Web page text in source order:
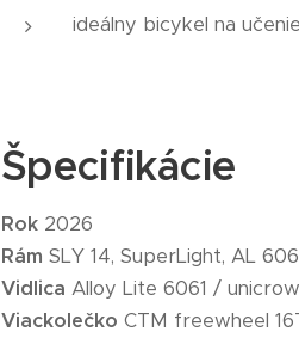
ideálny bicykel na
Špecifikácie
Rok 2026
Rám SLY 14, SuperLight, AL
Vidlica Alloy Lite 6061 /
Viackolečko CTM freewheel